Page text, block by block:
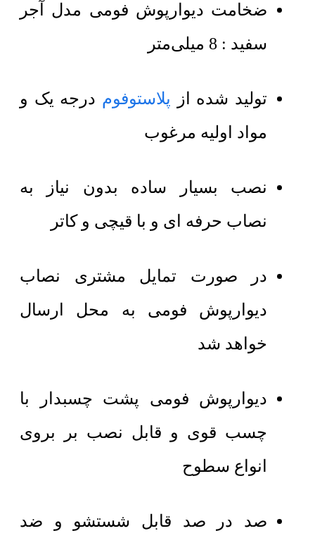
ضخامت دیوارپوش فومی مدل آجر
سفید : 8 میلی‌متر
تولید شده از پلاستوفوم درجه یک و
مواد اولیه مرغوب
نصب بسیار ساده بدون نیاز به
نصاب حرفه ای و با قیچی و کاتر
در صورت تمایل مشتری نصاب
دیوارپوش فومی به محل ارسال
خواهد شد
دیوارپوش فومی پشت چسبدار با
چسب قوی و قابل نصب بر بروی
انواع سطوح
صد در صد قابل شستشو و ضد